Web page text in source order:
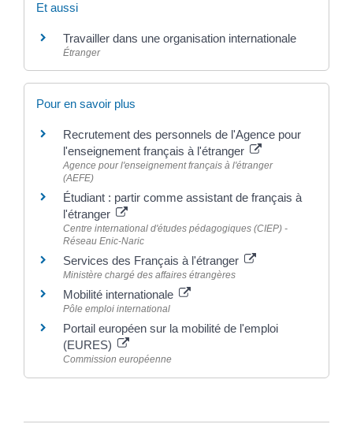
Et aussi
Travailler dans une organisation internationale
Étranger
Pour en savoir plus
Recrutement des personnels de l'Agence pour
l'enseignement français à l'étranger
Agence pour l'enseignement français à l'étranger
(AEFE)
Étudiant : partir comme assistant de français à
l'étranger
Centre international d'études pédagogiques (CIEP) -
Réseau Enic-Naric
Services des Français à l'étranger
Ministère chargé des affaires étrangères
Mobilité internationale
Pôle emploi international
Portail européen sur la mobilité de l'emploi
(EURES)
Commission européenne